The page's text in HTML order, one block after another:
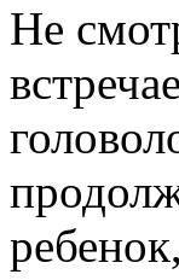
Не